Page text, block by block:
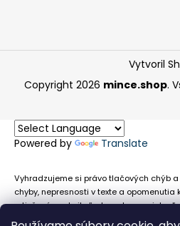
Vytvoril
Copyright 2026 mince.shop.
Powered by Translate
Vyhradzujeme si právo tlačových chýb
chyby, nepresnosti v texte a
a tiež právo akejkoľvek osobe zamietnuť
chybne uvedený text. Na stránkach sa